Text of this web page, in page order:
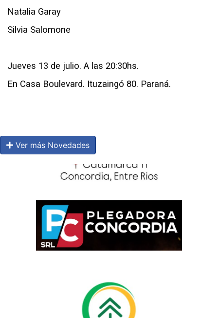
Natalia Garay
Silvia Salomone
Jueves 13 de julio. A las 20:30hs.
En Casa Boulevard. Ituzaingó 80. Paraná.
Ver más Novedades